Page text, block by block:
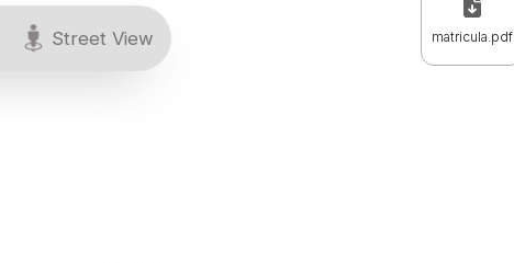
Street View matricula.pdf